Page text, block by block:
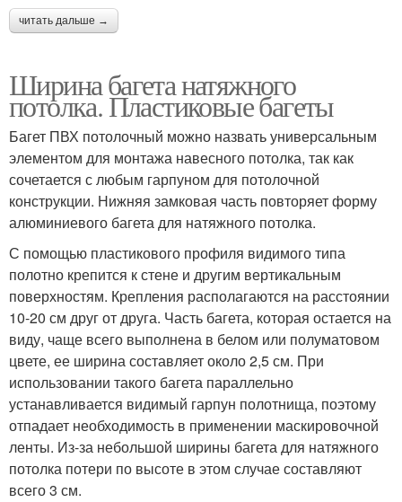
читать дальше →
Ширина багета натяжного
потолка. Пластиковые багеты
Багет ПВХ потолочный можно назвать универсальным
элементом для монтажа навесного потолка, так как
сочетается с любым гарпуном для потолочной
конструкции. Нижняя замковая часть повторяет форму
алюминиевого багета для натяжного потолка.
С помощью пластикового профиля видимого типа
полотно крепится к стене и другим вертикальным
поверхностям. Крепления располагаются на расстоянии
10-20 см друг от друга. Часть багета, которая остается на
виду, чаще всего выполнена в белом или полуматовом
цвете, ее ширина составляет около 2,5 см. При
использовании такого багета параллельно
устанавливается видимый гарпун полотнища, поэтому
отпадает необходимость в применении маскировочной
ленты. Из-за небольшой ширины багета для натяжного
потолка потери по высоте в этом случае составляют
всего 3 см.